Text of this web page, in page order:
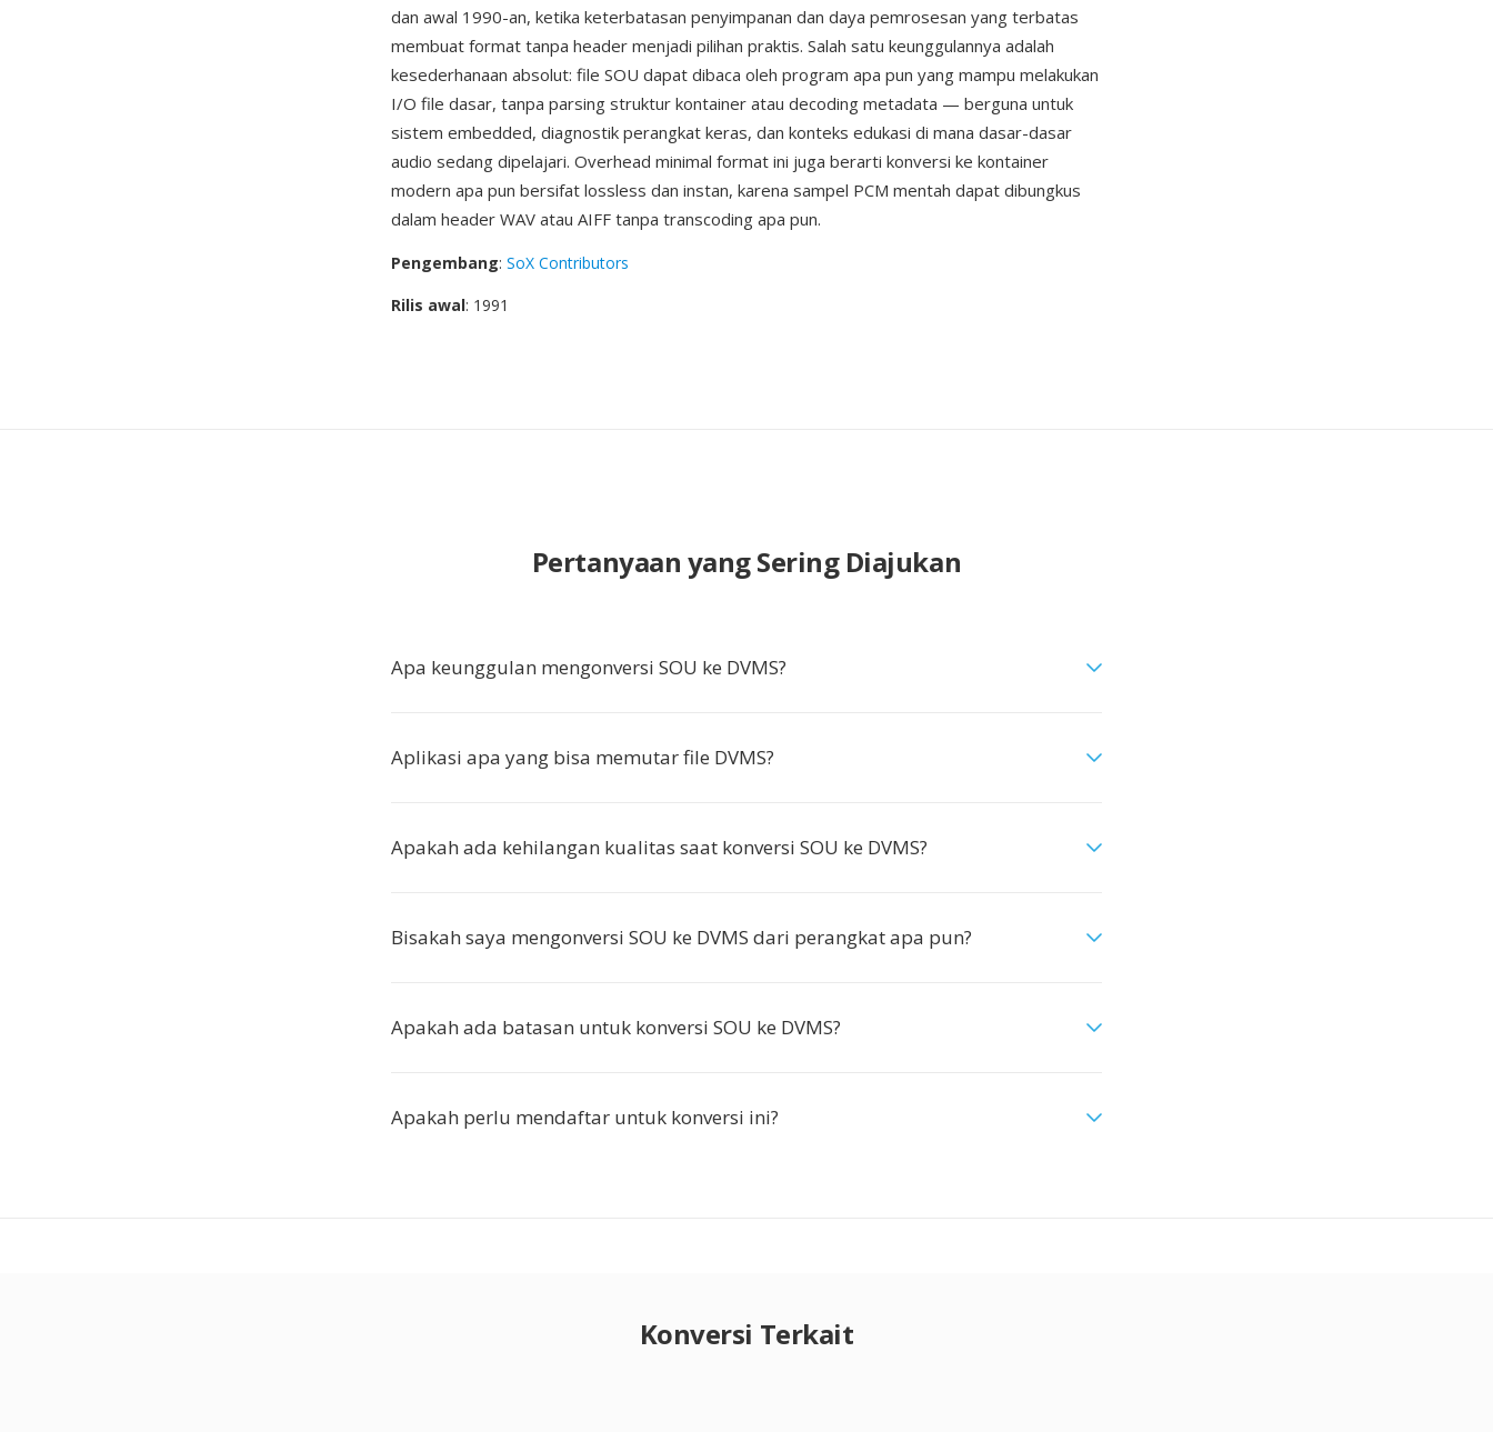
dan awal 1990-an, ketika keterbatasan penyimpanan dan daya pemrosesan yang terbatas
membuat format tanpa header menjadi pilihan praktis. Salah satu keunggulannya adalah
kesederhanaan absolut: file SOU dapat dibaca oleh program apa pun yang mampu melakukan
I/O file dasar, tanpa parsing struktur kontainer atau decoding metadata — berguna untuk
sistem embedded, diagnostik perangkat keras, dan konteks edukasi di mana dasar-dasar
audio sedang dipelajari. Overhead minimal format ini juga berarti konversi ke kontainer
modern apa pun bersifat lossless dan instan, karena sampel PCM mentah dapat dibungkus
dalam header WAV atau AIFF tanpa transcoding apa pun.
Pengembang: SoX Contributors
Rilis awal: 1991
Pertanyaan yang Sering Diajukan
Apa keunggulan mengonversi SOU ke DVMS?
Aplikasi apa yang bisa memutar file DVMS?
Apakah ada kehilangan kualitas saat konversi SOU ke DVMS?
Bisakah saya mengonversi SOU ke DVMS dari perangkat apa pun?
Apakah ada batasan untuk konversi SOU ke DVMS?
Apakah perlu mendaftar untuk konversi ini?
Konversi Terkait